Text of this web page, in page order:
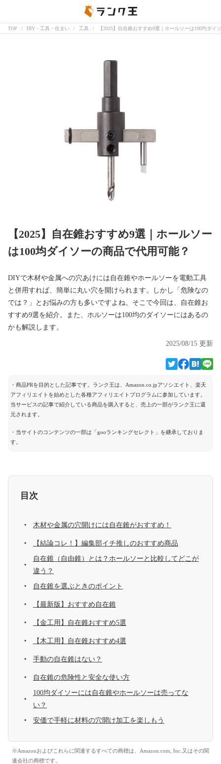
TOP DIY・工具・住まい 工具 【2025】自在錐おすすめ9選｜ホールソーは100均ダイ
【2025】自在錐おすすめ9選｜ホールソー
は100均ダイソーの商品で代用可能？
DIYで木材や金属への穴あけには自在錐やホールソーを電動工具
と併用すれば、簡単に丸い穴を開けられます。しかし「危険なの
では？」とお悩みの方も多いですよね。そこで今回は、自在錐お
すすめ9選を紹介。また、ホルソーは100均のダイソーにはあるの
かも解説します。
2025/08/15 更新
・商品PRを目的とした記事です。ランク王は、Amazon.co.jpアソシエイト、楽天
アフィリエイトを始めとした各種アフィリエイトプログラムに参加しています。
当サービスの記事で紹介している商品を購入すると、売上の一部がランク王に還
元されます。
・当サイトのコンテンツの一部は「gooランキングセレクト」を継承しておりま
す。
目次
木材や金属の穴開けには自在錐がおすすめ！
【結論コレ！】編集部イチ推しのおすすめ商品
自在錐（自由錐）とは？ホールソーと比較してどこが
違う？
自在錐を選ぶときのポイント
【最新版】おすすめ自在錐
【金工用】自在錐おすすめ5選
【木工用】自在錐おすすめ4選
手動の自在錐はない？
自在錐の危険性と安全な使い方
100均ダイソーには自在錐やホールソーは売ってな
い？
安価で手軽に材料の穴開け加工を楽しもう
※Amazonおよびこれらに関連するすべての商標は、Amazon.com, Inc.又はその関
連会社の商標です。